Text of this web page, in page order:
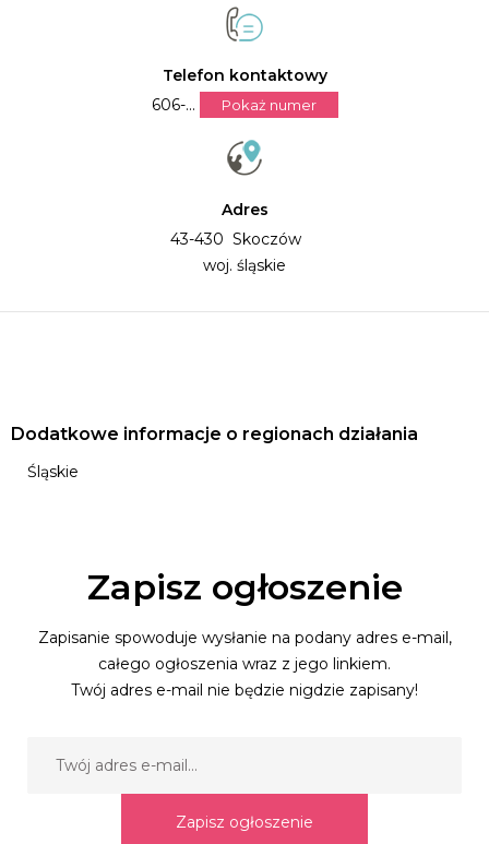
Telefon kontaktowy
606-...
Pokaż numer
Adres
43-430 Skoczów
woj. śląskie
Dodatkowe informacje o regionach działania
Śląskie
Zapisz ogłoszenie
Zapisanie spowoduje wysłanie na podany adres e-mail,
całego ogłoszenia wraz z jego linkiem.
Twój adres e-mail nie będzie nigdzie zapisany!
Zapisz ogłoszenie